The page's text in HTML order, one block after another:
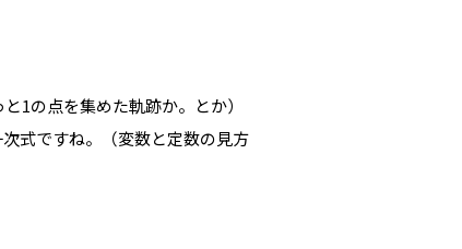
1の点を集めた軌跡か。とか）
式ですね。（変数と定数の見方